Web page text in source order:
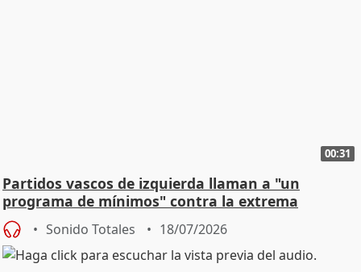
00:31
Partidos vascos de izquierda llaman a "un
programa de mínimos" contra la extrema
derecha
Sonido Totales 18/07/2026